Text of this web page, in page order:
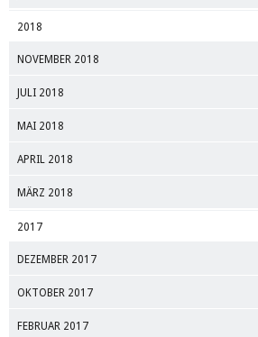
2018
NOVEMBER 2018
JULI 2018
MAI 2018
APRIL 2018
MÄRZ 2018
2017
DEZEMBER 2017
OKTOBER 2017
FEBRUAR 2017